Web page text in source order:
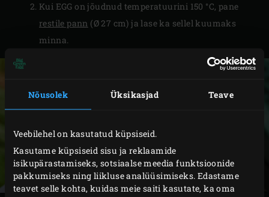
Nõusolek Üksikasjad Teave
Veebilehel on kasutatud küpsiseid.
Kasutame küpsiseid sisu ja reklaamide
isikupärastamiseks, sotsiaalse meedia funktsioonide
pakkumiseks ning liikluse analüüsimiseks. Edastame
teavet selle kohta, kuidas meie saiti kasutate, ka oma
Kui EGG on jõudnud temperatuurini 150 °C, pane
restile pann (Ø 27 cm) ja lase ka sellel kuumaks
minna.